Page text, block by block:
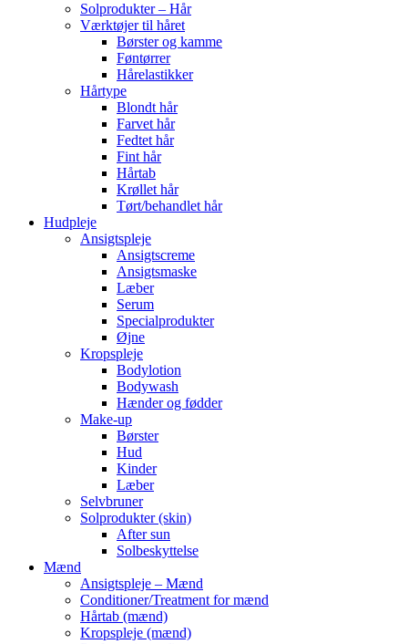
Solprodukter – Hår
Værktøjer til håret
Børster og kamme
Føntørrer
Hårelastikker
Hårtype
Blondt hår
Farvet hår
Fedtet hår
Fint hår
Hårtab
Krøllet hår
Tørt/behandlet hår
Hudpleje
Ansigtspleje
Ansigtscreme
Ansigtsmaske
Læber
Serum
Specialprodukter
Øjne
Kropspleje
Bodylotion
Bodywash
Hænder og fødder
Make-up
Børster
Hud
Kinder
Læber
Selvbruner
Solprodukter (skin)
After sun
Solbeskyttelse
Mænd
Ansigtspleje – Mænd
Conditioner/Treatment for mænd
Hårtab (mænd)
Kropspleje (mænd)